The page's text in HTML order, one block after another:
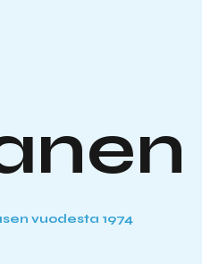
vuodesta 1974